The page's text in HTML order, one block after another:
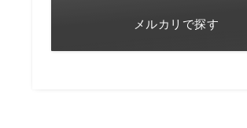
メルカリで探す